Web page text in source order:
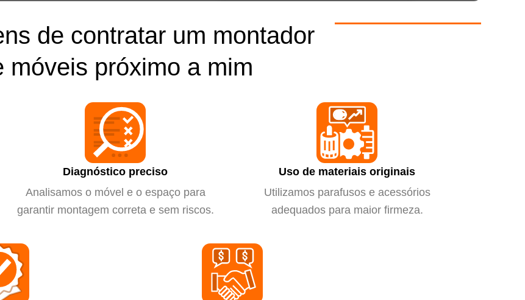
de contratar um montador
móveis próximo a mim
Diagnóstico preciso
Analisamos o móvel e o espaço para
garantir montagem correta e sem riscos.
Uso de materiais originais
Utilizamos parafusos e acessórios
adequados para maior firmeza.